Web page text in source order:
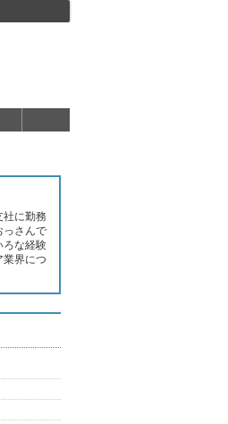
社に勤務
っさんで
ろな経験
業界につ